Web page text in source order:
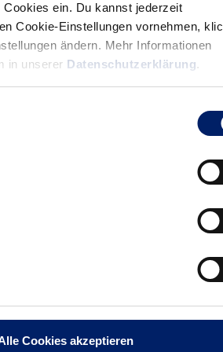
Cookies ein. Du kannst jederzeit
Cookie-Einstellungen vornehmen,
ändern. Mehr Informationen
in unserer Datenschutzerklärung.
Cookies akzeptieren